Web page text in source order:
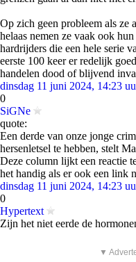
Op zich geen probleem als ze
helaas nemen ze vaak ook
hardrijders die een hele serie
eerste 100 keer er redelijk
handelen dood of blijvend
dinsdag 11 juni 2024, 14:23
0
SiGNe
quote:
Een derde van onze jonge
hersenletsel te hebben, stelt
Deze column lijkt een reactie
het handig als er ook een link
dinsdag 11 juni 2024, 14:23
0
Hypertext
Zijn het niet eerde de
▼